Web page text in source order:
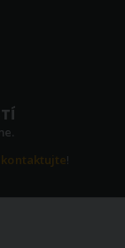
kontaktujte!